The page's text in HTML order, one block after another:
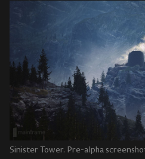
Sinister Tower. Pre-alpha